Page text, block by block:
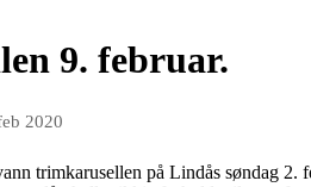
9. februar.
2020
trimkarusellen på Lindås søndag 2.